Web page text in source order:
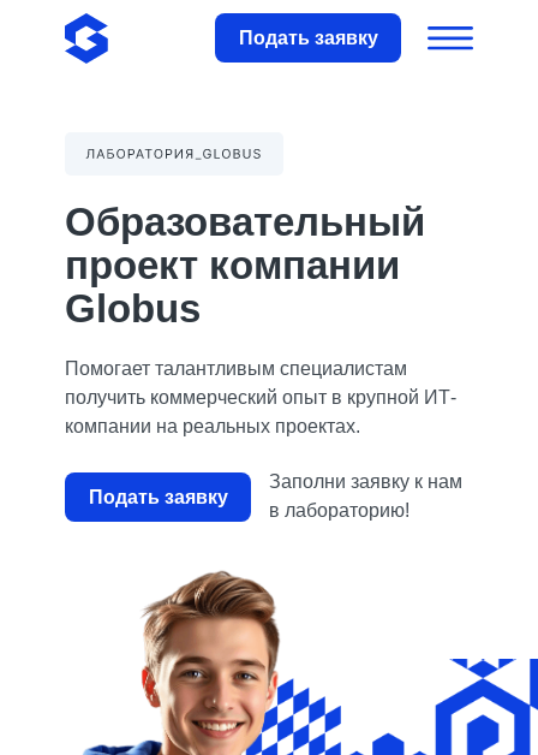
Подать заявку
Образовательный
проект компании
Globus
Помогает талантливым специалистам
получить коммерческий опыт в крупной ИТ-
компании на реальных проектах.
Подать заявку
Заполни заявку к нам
в лабораторию!